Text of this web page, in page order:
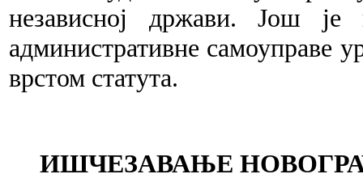
независној држави.
Још је
административне самоуправе
врстом статута.
ИШЧЕЗАВАЊЕ